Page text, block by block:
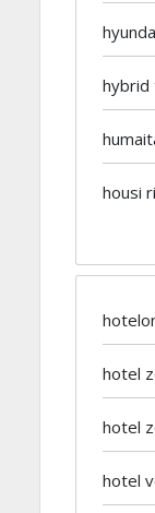
hybrid
housi
hotel
hotel
hotel